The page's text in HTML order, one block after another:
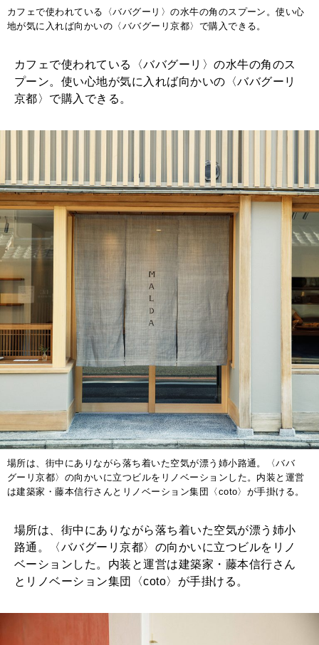
カフェで使われている〈ババグーリ〉の水牛の角のスプーン。使い心
地が気に入れば向かいの〈ババグーリ京都〉で購入できる。
カフェで使われている〈ババグーリ〉の水牛の角のス
プーン。使い心地が気に入れば向かいの〈ババグーリ
京都〉で購入できる。
場所は、街中にありながら落ち着いた空気が漂う姉小路通。〈ババ
グーリ京都〉の向かいに立つビルをリノベーションした。内装と運営
は建築家・藤本信行さんとリノベーション集団〈coto〉が手掛ける。
場所は、街中にありながら落ち着いた空気が漂う姉小
路通。〈ババグーリ京都〉の向かいに立つビルをリノ
ベーションした。内装と運営は建築家・藤本信行さん
とリノベーション集団〈coto〉が手掛ける。